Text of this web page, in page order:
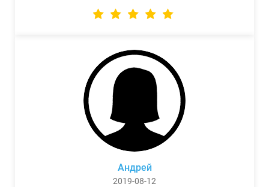
Андрей
2019-08-12